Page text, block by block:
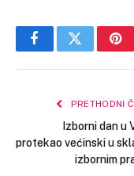
FacebookTwitter
PRETHODNI
Izborni dan u
protekao većinski u
izbornim